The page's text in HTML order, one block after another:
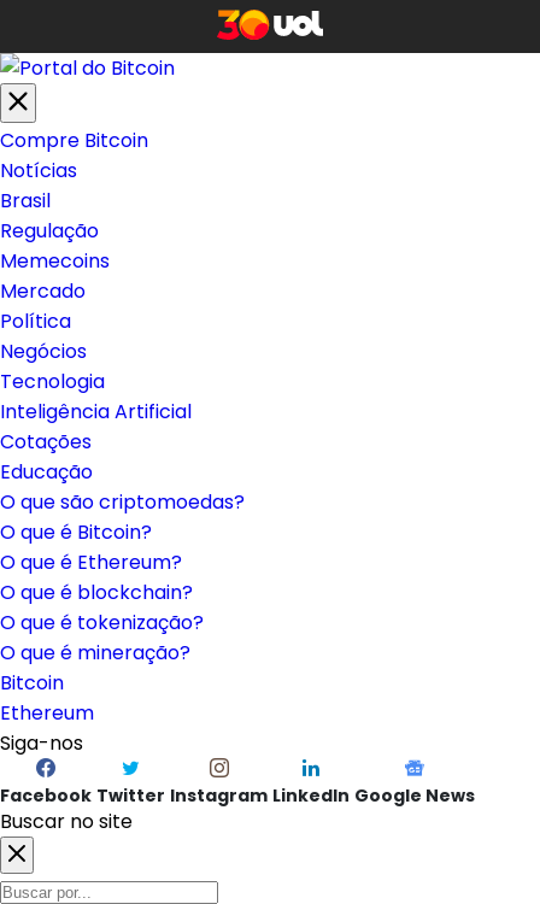
Compre Bitcoin
Notícias
Brasil
Regulação
Memecoins
Mercado
Política
Negócios
Tecnologia
Inteligência Artificial
Cotações
Educação
O que são criptomoedas?
O que é Bitcoin?
O que é Ethereum?
O que é blockchain?
O que é tokenização?
O que é mineração?
Bitcoin
Ethereum
Siga-nos
Facebook Twitter Instagram LinkedIn Google News
Buscar no site